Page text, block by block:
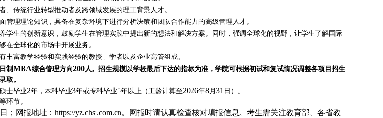
、传统行业转型推动者及跨领域发展的理工背景人才。
管理理论知识，具备在复杂环境下进行分析决策和团队合作能力的高级管理人才。
学生的创新意识，鼓励学生在管理实践中提出新的想法和解决方案。同时，强调全球化的视野，让学生了解国际
在全球化的市场中开展业务。
丰富教学经验和实践经验的教授、学者以及企业高管组成。
制MBA综合管理方向200人。招生规模以学校最后下达的指标为准，学院可根据初试和复试情况调整各项目招生
取。
士毕业2年，本科毕业3年或专科毕业5年以上（工龄计算至 2026年8月 31 日）。
环节。
日；网报地址： https://yz.chsi.com.cn。网报时请认真检查核对填报信息。考生需关注教育部、各省教